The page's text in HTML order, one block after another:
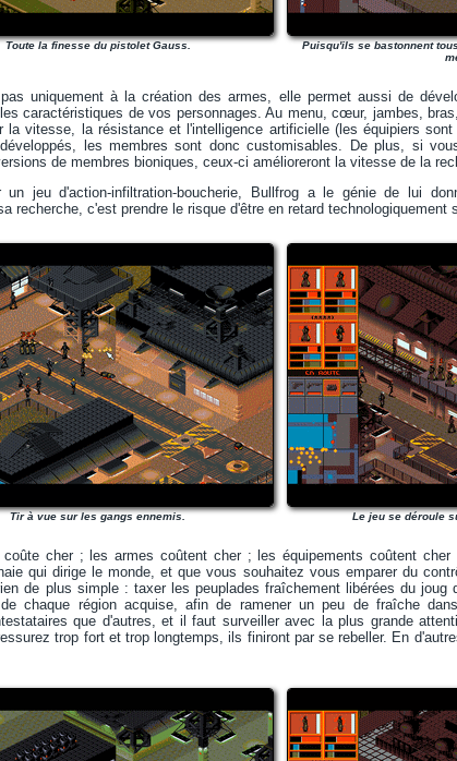
Toute la finesse du pistolet Gauss.
Puisqu'ils se bastonnent
uniquement à la création des armes, elle permet aussi de
caractéristiques de vos personnages. Au menu, cœur, jambes,
la vitesse, la résistance et l'intelligence artificielle (les équipiers
les membres sont donc customisables. De plus, si
de membres bioniques, ceux-ci amélioreront la vitesse de la
un jeu d'action-infiltration-boucherie, Bullfrog a le génie de lui
recherche, c'est prendre le risque d'être en retard technologiquement
Tir à vue sur les gangs ennemis. Le jeu se déroule
coûte cher ; les armes coûtent cher ; les équipements coûtent
qui dirige le monde, et que vous souhaitez vous emparer du
de plus simple : taxer les peuplades fraîchement libérées du joug
chaque région acquise, afin de ramener un peu de fraîche
que d'autres, et il faut surveiller avec la plus grande
trop fort et trop longtemps, ils finiront par se rebeller. En